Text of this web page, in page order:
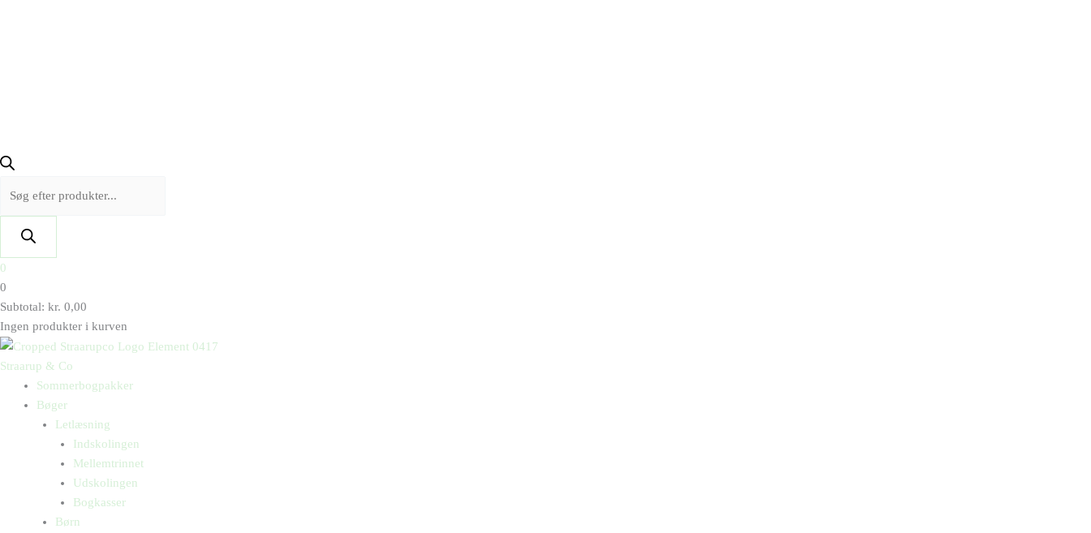
0
0
Subtotal: kr. 0,00
Ingen produkter i kurven
Straarup & Co
Sommerbogpakker
Bøger
Letlæsning
Indskolingen
Mellemtrinnet
Udskolingen
Bogkasser
Børn